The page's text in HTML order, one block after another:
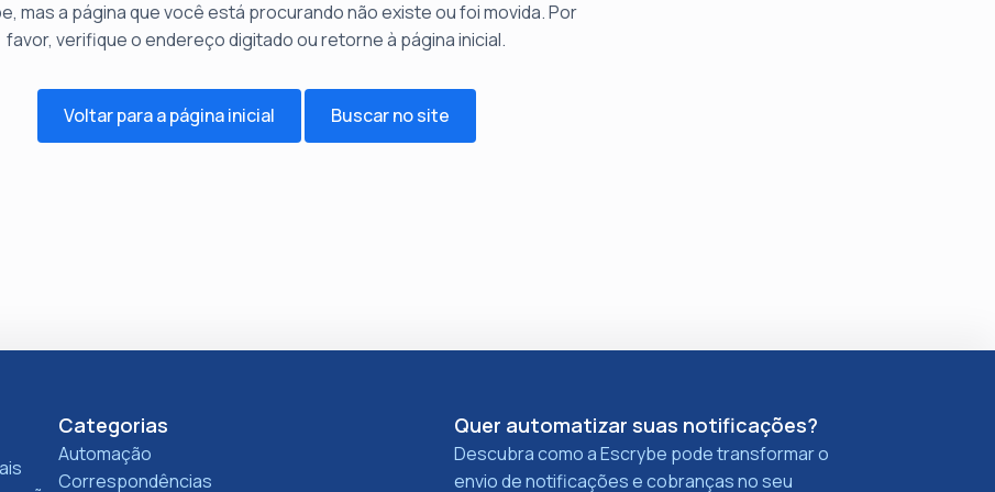
mas a página que você está procurando não existe ou foi movida. Por
favor, verifique o endereço digitado ou retorne à página inicial.
Voltar para a página inicial Buscar no site
Categorias
Automação
Correspondências
Quer automatizar suas notificações?
Descubra como a Escrybe pode transformar o
envio de notificações e cobranças no seu